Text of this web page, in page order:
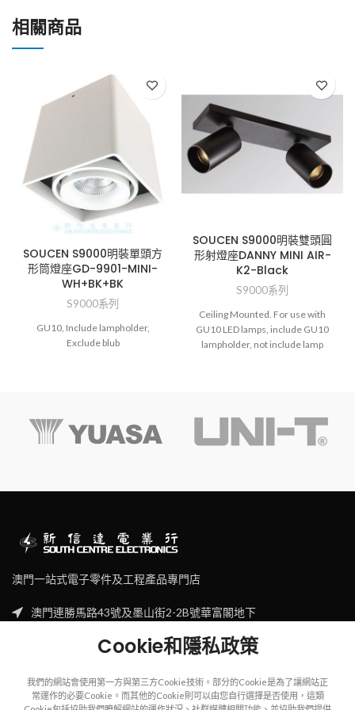
相關商品
SOUCEN S9000明裝單頭方
形筒燈座GD-9901-MINI-
WH+BK+BK
S9000系列
GU10, Include lampholder,
Exclude blub
SOUCEN S9000明裝雙頭圓
形射燈座DANNY MINI AIR-
K2-Black
S9000系列
Ceiling Mounted. For use with
GU10 LED lamps, include GU10
lampholder, not include lamp
澳門一站式電子零件及工程產品專門店
澳門連勝馬路43號及墨山街2-2B號華富閣地下
Cookie和隱私政策
我們的網站會使用第一方與第三方Cookie技術。部分的Cookie是為了讓網站正
常運作的必要Cookie。而其他的Cookie則可以由您自行選擇是否使用，這類